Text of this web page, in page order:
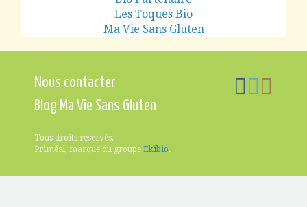
Les Toques Bio
Ma Vie Sans Gluten
Nous contacter
Blog Ma Vie Sans Gluten
Tous droits réservés.
Priméal, marque du groupe Ekibio.